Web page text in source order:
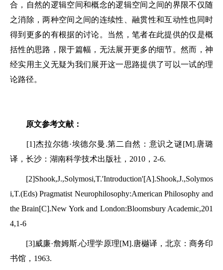
合，自然的逻辑空间和概念的逻辑空间之间的界限不仅随
之消除，两种空间之间的连续性、融贯性和互动性也同时
得到更多的有根据的讨论。当然，笔者在此提供的仅是概
括性的思路，限于篇幅，无法展开更多的细节。然而，神
经实用主义无疑为我们展开这一思路提供了可以一试的理
论路径。
原文参考文献：
[1]杰拉尔德·埃德尔曼.第二自然：意识之谜[M].唐璐
译，长沙：湖南科学技术出版社，2010，2-6.
[2]Shook,J.,Solymosi,T.'Introduction'[A].Shook,J.,Solymos
i,T.(Eds) Pragmatist Neurophilosophy:American Philosophy and
the Brain[C].New York and London:Bloomsbury Academic,201
4,1-6
[3]威廉·詹姆斯.心理学原理[M].唐樾译，北京：商务印
书馆，1963.